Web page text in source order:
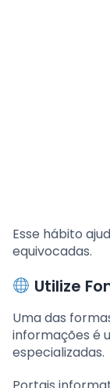
Esse hábito
equivocadas.
Utilize
Uma das
informações é
especializadas.